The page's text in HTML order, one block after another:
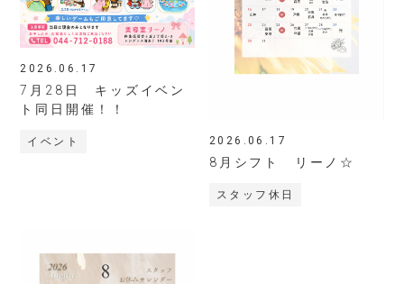
2026.06.17
7月28日 キッズイベン
ト同日開催！！
イベント 2026.06.17
8月シフト リーノ☆
スタッフ休日